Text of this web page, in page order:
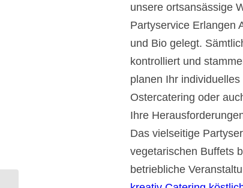
unsere ortsansässige
Partyservice Erlangen
und Bio gelegt.
kontrolliert und
planen Ihr
Ostercatering oder
Ihre
Das vielseitige
vegetarischen Buffets
betriebliche